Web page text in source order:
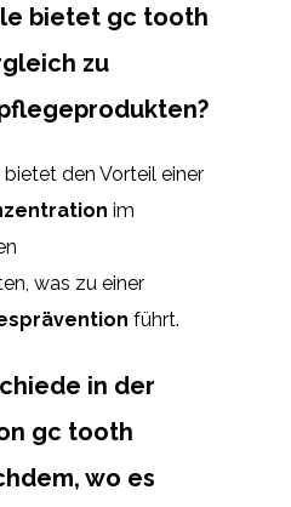
bietet gc tooth
zu
bietet den Vorteil einer
im
was zu einer
führt.
in der
gc tooth
wo es